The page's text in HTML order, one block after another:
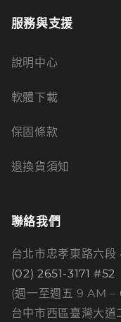
服務與支援
說明中心
軟體下載
保固條款
退換貨須知
聯絡我們
台北市忠孝東路六
(02) 2651-3171 #52
(週一至週五 9 AM –
台中市西區臺灣大道